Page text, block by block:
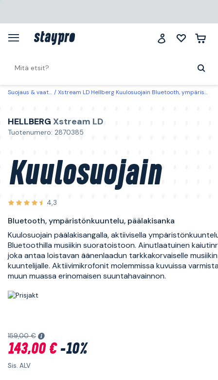
Suojaus & vaatteet Xstream LD Hellberg Kuulosuojain Bluetooth, ympäristönkuuntelu, päälakisanka
HELLBERG Xstream LD
Tuotenumero: 2870385
Kuulosuojain
4,3
Bluetooth, ympäristönkuuntelu, päälakisanka
Kuulosuojain päälakisangalla, aktiivisella
Bluetoothilla musiikin suoratoistoon. Ainutlaatuinen
joka antaa loistavan äänenlaadun tarkkakorvaiselle musiikin
kuuntelijalle. Aktiivimikrofonit molemmissa kuvuissa
muun muassa erinomaisen suuntahavainnon.
159,00 €
143,00 €-10%
Sis. ALV